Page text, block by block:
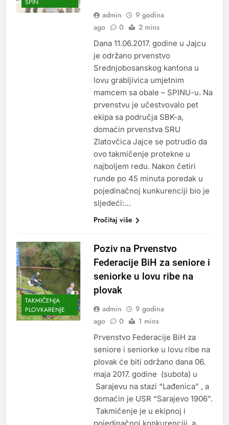
SPIN
admin
9 godina
ago
0 2 mins
Dana 11.06.2017. godine u Jajcu
je održano prvenstvo
Srednjobosanskog kantona u
lovu grabljivica umjetnim
mamcem sa obale – SPINU-u. Na
prvenstvu je učestvovalo pet
ekipa sa područja SBK-a,
domaćin prvenstva SRU
Zlatovčica Jajce se potrudio da
ovo takmičenje protekne u
najboljem redu. Nakon četiri
runde po 45 minuta poredak u
pojedinačnoj kunkurenciji bio je
sljedeći:…
Pročitaj više
TAKMIČENJA
PLOVKARENJE
Poziv na Prvenstvo
Federacije BiH za seniore i
seniorke u lovu ribe na
plovak
admin
9 godina
ago
0 1 mins
Prvenstvo Federacije BiH za
seniore i seniorke u lovu ribe na
plovak će biti održano dana 06.
maja 2017. godine (subota) u
Sarajevu na stazi “Lađenica” , a
domaćin je USR “Sarajevo 1906”.
Takmičenje je u ekipnoj i